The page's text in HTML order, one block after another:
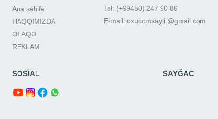
Ana səhifə
HAQQIMIZDA
ƏLAQƏ
REKLAM
Tel: (+99450) 247 90 86
E-mail: oxucomsayti @gmail.com
SOSİAL SAYĞAC